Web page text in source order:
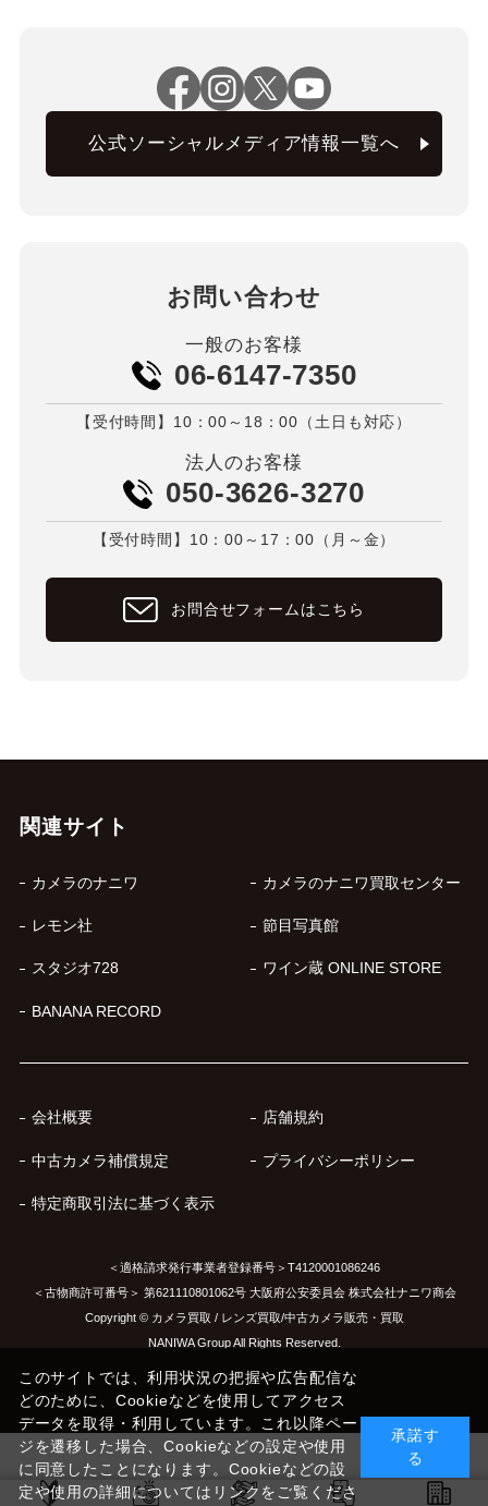
公式ソーシャルメディア情報一覧へ
お問い合わせ
一般のお客様
06-6147-7350
【受付時間】10：00～18：00（土日も対応）
法人のお客様
050-3626-3270
【受付時間】10：00～17：00（月～金）
お問合せフォームはこちら
関連サイト
カメラのナニワ カメラのナニワ買取センター
レモン社 節目写真館
スタジオ728 ワイン蔵 ONLINE STORE
BANANA RECORD
会社概要 店舗規約
中古カメラ補償規定 プライバシーポリシー
特定商取引法に基づく表示
＜適格請求発行事業者登録番号＞T4120001086246
＜古物商許可番号＞ 第621110801062号 大阪府公安委員会 株式会社ナニワ商会
Copyright © カメラ買取 / レンズ買取/中古カメラ販売・買取
NANIWA Group All Rights Reserved.
このサイトでは、利用状況の把握や広告配信な
どのために、Cookieなどを使用してアクセス
データを取得・利用しています。これ以降ペー
ジを遷移した場合、Cookieなどの設定や使用
に同意したことになります。Cookieなどの設
定や使用の詳細についてはリンクをご覧くださ
承諾す
る